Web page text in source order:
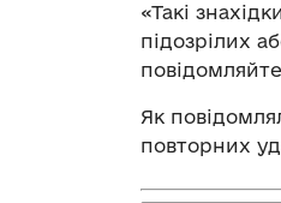
«Такі
підозрілих
Як
повторних